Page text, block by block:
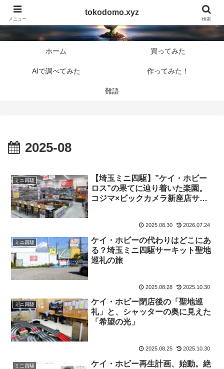
tokodomo.xyz
ホーム 買ってみた
AIで調べてみた 作ってみた！
難語
2025-08
ミニ四駆
【埼玉ミニ四駆】”ケイ・ホビー
ロス”の果てに辿り着いた楽園。
コジマ×ビックカメラ新座店サー
2025.08.30 2026.07.24
ミニ四駆
ケイ・ホビーの代わりはどこにあ
る？埼玉ミニ四駆サーキット聖地
巡礼の旅
2025.08.28 2025.10.30
ミニ四駆
ケイ・ホビー閉店後の「聖地巡
礼」と、シャッターの奥に見えた
「希望の光」
2025.08.25 2025.10.30
ミニ四駆
ケイ・ホビー再生計画、始動。絶
メニュー
tokodomo.xyz
検索